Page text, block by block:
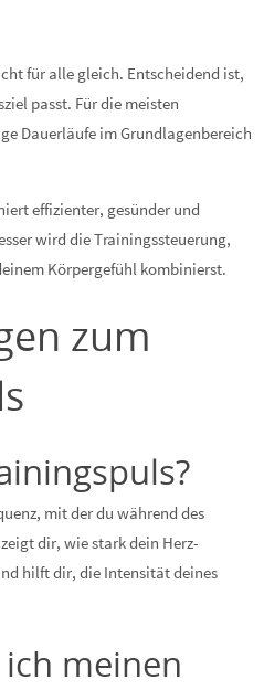
für alle gleich. Entscheidend ist,
passt. Für die meisten
Dauerläufe im Grundlagenbereich
effizienter, gesünder und
wird die Trainingssteuerung,
Körpergefühl kombinierst.
zum
mit der du während des
dir, wie stark dein Herz-
hilft dir, die Intensität deines
meinen